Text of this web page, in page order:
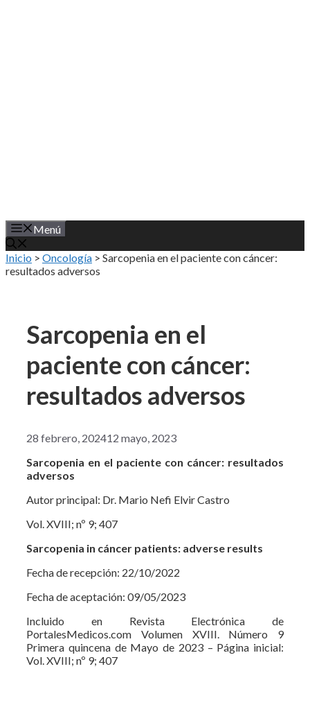
Menú
Inicio > Oncología > Sarcopenia en el paciente con cáncer:
resultados adversos
Sarcopenia en el
paciente con cáncer:
resultados adversos
28 febrero, 202412 mayo, 2023
Sarcopenia en el paciente con cáncer: resultados
adversos
Autor principal: Dr. Mario Nefi Elvir Castro
Vol. XVIII; nº 9; 407
Sarcopenia in cáncer patients: adverse results
Fecha de recepción: 22/10/2022
Fecha de aceptación: 09/05/2023
Incluido en Revista Electrónica de
PortalesMedicos.com Volumen XVIII. Número 9
Primera quincena de Mayo de 2023 – Página inicial:
Vol. XVIII; nº 9; 407